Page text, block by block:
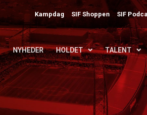
Kampdag SIF Shoppen SIF
NYHEDER HOLDET TALENT